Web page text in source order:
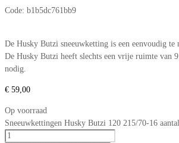
Code: b1b5dc761bb9
De Husky Butzi sneeuwketting is een eenvoudig te
De Husky Butzi heeft slechts een vrije ruimte van
nodig.
€ 59,00
Op voorraad
Sneeuwkettingen Husky Butzi 120 215/70-16 aantal